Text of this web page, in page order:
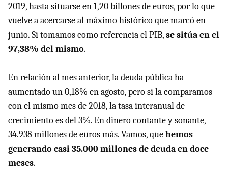
2019, hasta situarse en 1,20 billones de euros, por lo que
vuelve a acercarse al máximo histórico que marcó en
junio. Si tomamos como referencia el PIB,se sitúa en el
97,38% del mismo.
En relación al mes anterior, la deuda pública ha
aumentado un 0,18% en agosto, pero si la comparamos
con el mismo mes de 2018, la tasa interanual de
crecimiento es del 3%. En dinero contante y sonante,
34.938 millones de euros más. Vamos, quehemos
generando casi 35.000 millones de deuda en doce
meses.